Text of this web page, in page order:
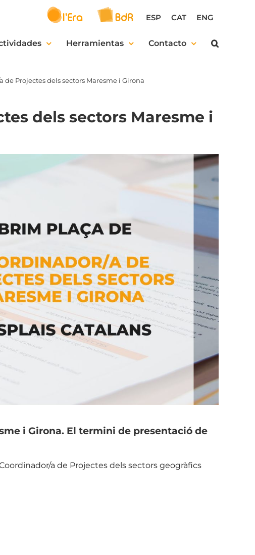
ESP CAT ENG
Herramientas Contacto
Projectes dels sectors Maresme i Girona
dels sectors Maresme i
i Girona. El termini de presentació de
a de Projectes dels sectors geogràfics